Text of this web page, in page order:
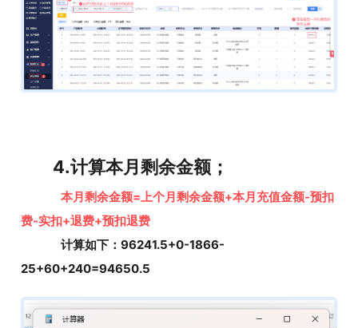
4.计算本月剩余金额；
本月剩余金额=上个月剩余金额+本月充值金额-预扣
费-实扣+退费+预扣退费
计算如下：96241.5+0-1866-
25+60+240=94650.5